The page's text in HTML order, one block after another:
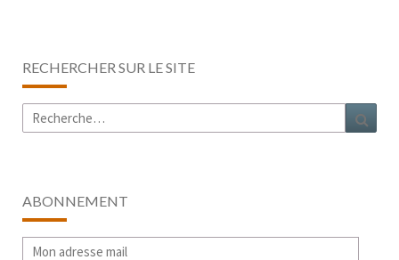
RECHERCHER SUR LE SITE
Rechercher :
ABONNEMENT
Mon